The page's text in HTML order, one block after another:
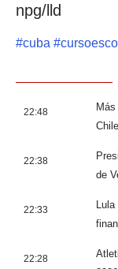
npg/lld
#cuba #
22:48
Chile
22:38
de
22:33
22:28